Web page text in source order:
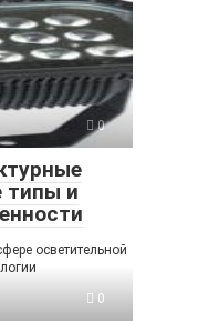
0
типы и
осветительной
0